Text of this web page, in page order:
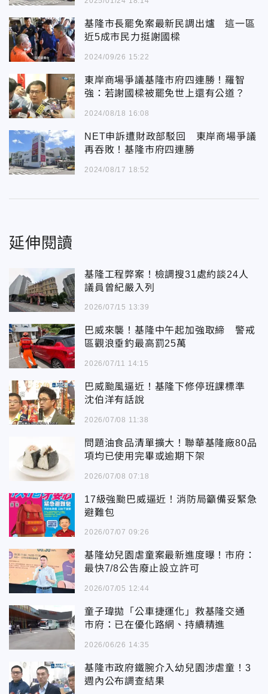
基隆市長罷免案最新民調出爐 這一區
近5成市民力挺謝國樑
2024/09/26 15:22
東岸商場爭議基隆市府四連勝！羅智
強：若謝國樑被罷免世上還有公道？
2024/08/18 16:08
NET申訴遭財政部駁回 東岸商場爭議
再吞敗！基隆市府四連勝
2024/08/17 18:52
延伸閱讀
基隆工程弊案！檢調搜31處約談24人
議員曾紀嚴入列
2026/07/15 13:39
巴威來襲！基隆中午起加強取締 警戒
區觀浪垂釣最高罰25萬
2026/07/11 14:15
巴威颱風逼近！基隆下修停班課標準
沈伯洋有話說
2026/07/08 11:38
問題油食品清單擴大！聯華基隆廠80品
項均已使用完畢或逾期下架
2026/07/08 07:18
17級強颱巴威逼近！消防局籲備妥緊急
避難包
2026/07/07 09:26
基隆幼兒園虐童案最新進度曝！市府：
最快7/8公告廢止設立許可
2026/07/05 12:44
童子瑋拋「公車捷運化」救基隆交通
市府：已在優化路網、持續精進
2026/06/26 14:35
基隆市政府鐵腕介入幼兒園涉虐童！3
週內公布調查結果